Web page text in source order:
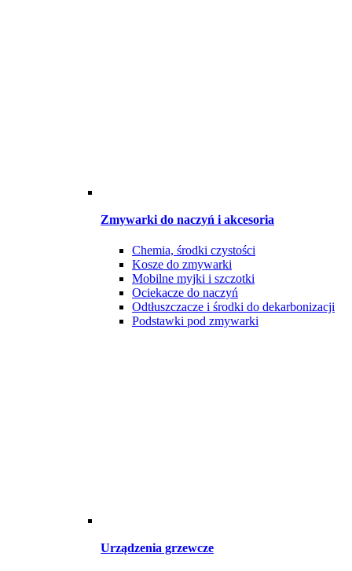
Zmywarki do naczyń i akcesoria
Chemia, środki czystości
Kosze do zmywarki
Mobilne myjki i szczotki
Ociekacze do naczyń
Odtłuszczacze i środki do dekarbonizacji
Podstawki pod zmywarki
Urządzenia grzewcze